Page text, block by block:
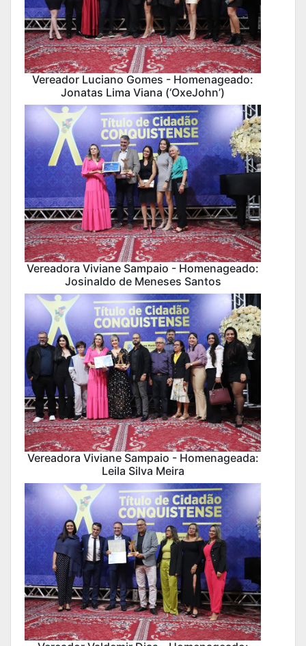
Vereador Luciano Gomes - Homenageado:
Jonatas Lima Viana (‘OxeJohn’)
Vereadora Viviane Sampaio - Homenageado:
Josinaldo de Meneses Santos
Vereadora Viviane Sampaio - Homenageada:
Leila Silva Meira